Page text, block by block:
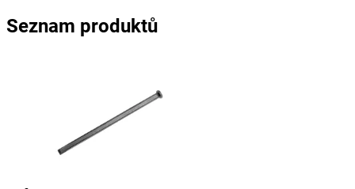
Seznam produktů